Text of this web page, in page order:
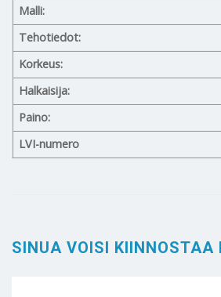
Malli:
Tehotiedot:
Korkeus:
Halkaisija:
Paino:
LVI-numero
SINUA VOISI